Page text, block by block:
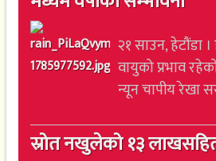
२१ साउन, हेटौंडा
वायुको प्रभाव
न्यून चापीय रेखा
स्रोत नखुलेको १३